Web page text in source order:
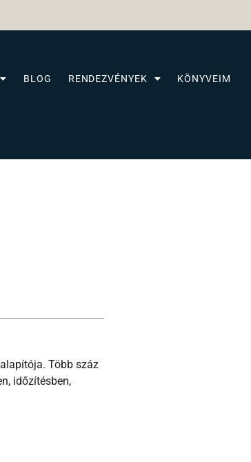
BLOG RENDEZVÉNYEK KÖNYVEIM
Több száz
időzítésben,